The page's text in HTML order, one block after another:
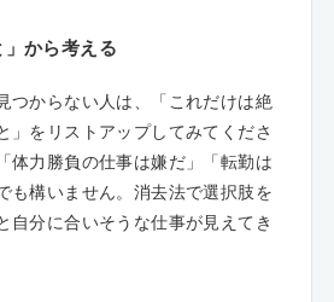
」から考える
つからない人は、「これだけは絶
」をリストアップしてみてくださ
体力勝負の仕事は嫌だ」「転勤は
も構いません。消去法で選択肢を
自分に合いそうな仕事が見えてき